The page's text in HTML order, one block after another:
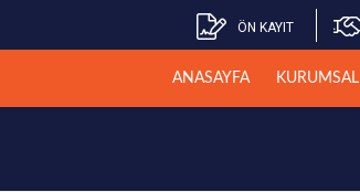
ÖN KAYIT
ANASAYFA KURUMSAL